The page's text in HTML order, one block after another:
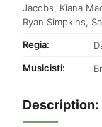
Jacobs, Kiana
Ryan Simpkins,
Regia:
Musicisti:
Description: